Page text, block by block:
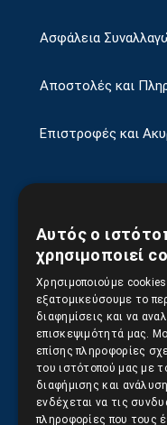
Ασφάλεια
Αποστολές και
Επιστροφές και
Γεωργίου Κρέμου
Αθήνα, Ελλάδα
210.9566.401
210.9566.402
Αυτός ο
χρησιμοποιεί
Χρησιμοποιούμε cookies
εξατομικεύσουμε το
διαφημίσεις και να
επισκεψιμότητά μας.
επίσης πληροφορίες
του ιστότοπού μας με
διαφήμισης και
ενδέχεται να τις
πληροφορίες που τους